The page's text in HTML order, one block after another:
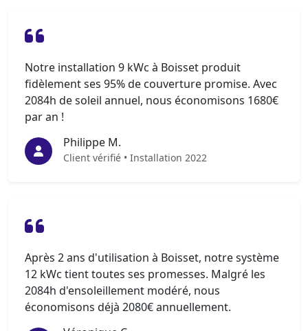
Notre installation 9 kWc à Boisset produit
fidèlement ses 95% de couverture promise. Avec
2084h de soleil annuel, nous économisons 1680€
par an !
Philippe M.
Client vérifié • Installation 2022
Après 2 ans d'utilisation à Boisset, notre système
12 kWc tient toutes ses promesses. Malgré les
2084h d'ensoleillement modéré, nous
économisons déjà 2080€ annuellement.